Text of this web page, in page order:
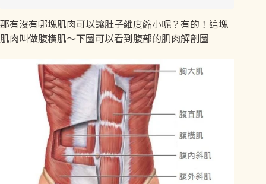
那有沒有哪塊肌肉可以讓肚子維度縮小呢？有的！這塊
肌肉叫做腹橫肌～下圖可以看到腹部的肌肉解剖圖